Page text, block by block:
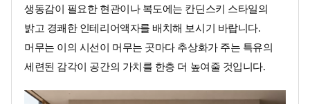
생동감이 필요한 현관이나 복도에는 칸딘스키 스타일의
밝고 경쾌한 인테리어액자를 배치해 보시기 바랍니다.
머무는 이의 시선이 머무는 곳마다 추상화가 주는 특유의
세련된 감각이 공간의 가치를 한층 더 높여줄 것입니다.